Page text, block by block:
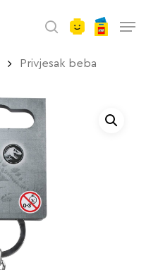
search
Privjesak beba